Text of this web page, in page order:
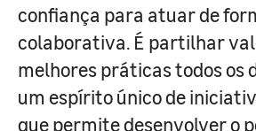
confiança para atuar de
colaborativa. É partilhar
melhores práticas todos os
um espírito único de
que permite desenvolver o